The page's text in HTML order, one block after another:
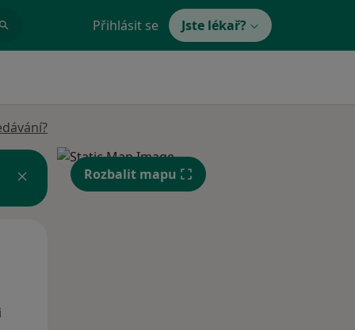
Přihlásit se Jste lékař?
Rozbalit mapu